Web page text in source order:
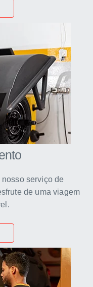
serviço de
de uma viagem